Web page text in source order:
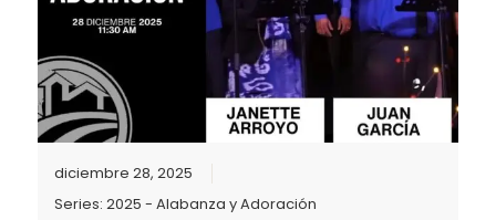
diciembre 28, 2025
Series:2025 - Alabanza y Adoración